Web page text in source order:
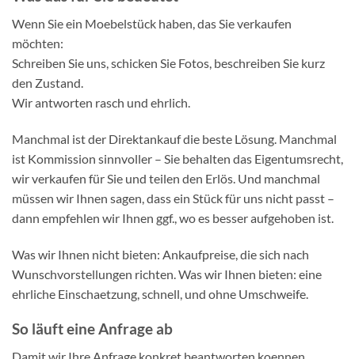
Wenn Sie ein Moebelstück haben, das Sie verkaufen
möchten:
Schreiben Sie uns, schicken Sie Fotos, beschreiben Sie kurz
den Zustand.
Wir antworten rasch und ehrlich.
Manchmal ist der Direktankauf die beste Lösung. Manchmal
ist Kommission sinnvoller – Sie behalten das Eigentumsrecht,
wir verkaufen für Sie und teilen den Erlös. Und manchmal
müssen wir Ihnen sagen, dass ein Stück für uns nicht passt –
dann empfehlen wir Ihnen ggf., wo es besser aufgehoben ist.
Was wir Ihnen nicht bieten: Ankaufpreise, die sich nach
Wunschvorstellungen richten. Was wir Ihnen bieten: eine
ehrliche Einschaetzung, schnell, und ohne Umschweife.
So läuft eine Anfrage ab